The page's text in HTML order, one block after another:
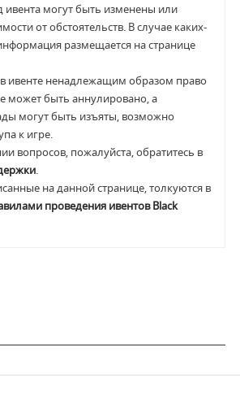
ивента могут быть изменены или
от обстоятельств. В случае каких-
размещается на странице
в ивенте ненадлежащим образом право
может быть аннулировано, а
могут быть изъяты, возможно
к игре.
вопросов, пожалуйста, обратитесь в
.
на данной странице, толкуются в
проведения ивентов Black